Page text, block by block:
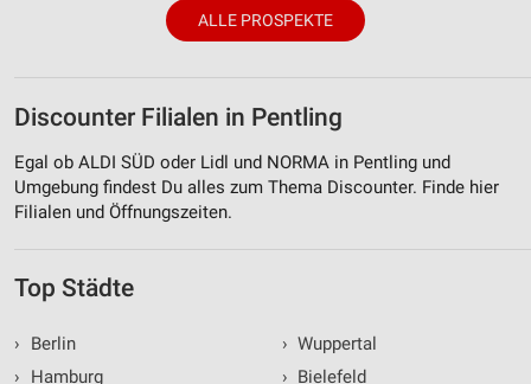
ALLE PROSPEKTE
Discounter Filialen in Pentling
Egal ob ALDI SÜD oder Lidl und NORMA in Pentling und
Umgebung findest Du alles zum Thema Discounter. Finde hier
Filialen und Öffnungszeiten.
Top Städte
›
Berlin
›
Hamburg
› Wuppertal
› Bielefeld